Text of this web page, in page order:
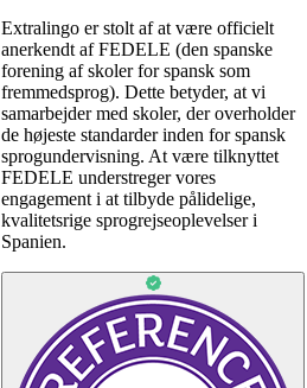
Extralingo er stolt af at være officielt
anerkendt af FEDELE (den spanske
forening af skoler for spansk som
fremmedsprog). Dette betyder, at vi
samarbejder med skoler, der overholder
de højeste standarder inden for spansk
sprogundervisning. At være tilknyttet
FEDELE understreger vores
engagement i at tilbyde pålidelige,
kvalitetsrige sprogrejseoplevelser i
Spanien.